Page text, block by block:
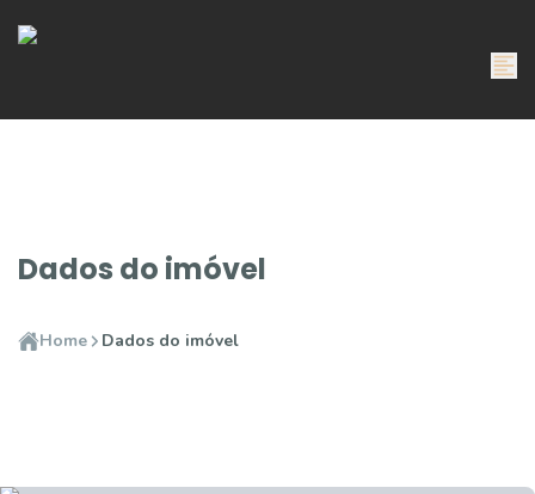
Dados do imóvel
Home Dados do imóvel